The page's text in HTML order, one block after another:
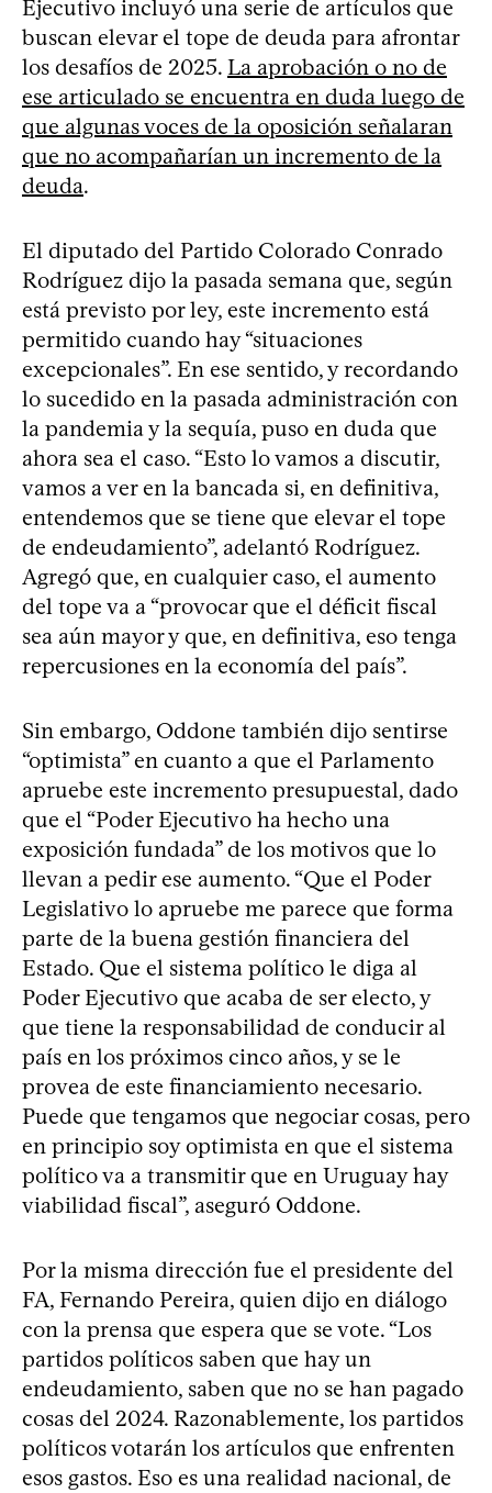
Ejecutivo incluyó una serie de artículos que
buscan elevar el tope de deuda para afrontar
los desafíos de 2025. La aprobación o no de
ese articulado se encuentra en duda luego de
que algunas voces de la oposición señalaran
que no acompañarían un incremento de la
deuda.
El diputado del Partido Colorado Conrado
Rodríguez dijo la pasada semana que, según
está previsto por ley, este incremento está
permitido cuando hay “situaciones
excepcionales”. En ese sentido, y recordando
lo sucedido en la pasada administración con
la pandemia y la sequía, puso en duda que
ahora sea el caso. “Esto lo vamos a discutir,
vamos a ver en la bancada si, en definitiva,
entendemos que se tiene que elevar el tope
de endeudamiento”, adelantó Rodríguez.
Agregó que, en cualquier caso, el aumento
del tope va a “provocar que el déficit fiscal
sea aún mayor y que, en definitiva, eso tenga
repercusiones en la economía del país”.
Sin embargo, Oddone también dijo sentirse
“optimista” en cuanto a que el Parlamento
apruebe este incremento presupuestal, dado
que el “Poder Ejecutivo ha hecho una
exposición fundada” de los motivos que lo
llevan a pedir ese aumento. “Que el Poder
Legislativo lo apruebe me parece que forma
parte de la buena gestión financiera del
Estado. Que el sistema político le diga al
Poder Ejecutivo que acaba de ser electo, y
que tiene la responsabilidad de conducir al
país en los próximos cinco años, y se le
provea de este financiamiento necesario.
Puede que tengamos que negociar cosas, pero
en principio soy optimista en que el sistema
político va a transmitir que en Uruguay hay
viabilidad fiscal”, aseguró Oddone.
Por la misma dirección fue el presidente del
FA, Fernando Pereira, quien dijo en diálogo
con la prensa que espera que se vote. “Los
partidos políticos saben que hay un
endeudamiento, saben que no se han pagado
cosas del 2024. Razonablemente, los partidos
políticos votarán los artículos que enfrenten
esos gastos. Eso es una realidad nacional, de